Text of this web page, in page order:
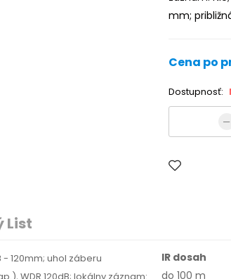
mm;
Cena po
Dostupnosť:
List
120mm; uhol záberu
IR dosah
do 100 m